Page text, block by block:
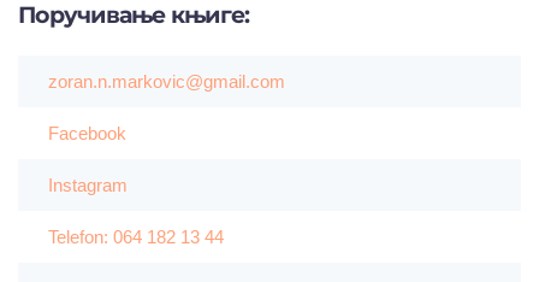
Поручивањекњиге:
zoran.n.markovic@gmail.com
Facebook
Instagram
Telefon: 064 182 13 44